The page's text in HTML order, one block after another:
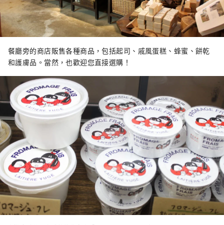
餐廳旁的商店販售各種商品，包括起司、戚風蛋糕、蜂蜜、餅乾
和護膚品。當然，也歡迎您直接選購！